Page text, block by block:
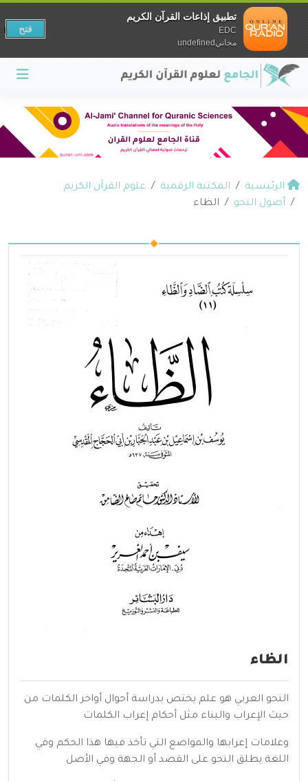
الرئيسية المكتبة الرقمية
علوم القرآن الكريم
أصول النحو
الظاء
الظاء
النحو العربي هو علم يختص بدراسة أحوال أواخر الكلمات من
حيث الإعراب والبناء مثل أحكام إعراب الكلمات
وعلامات إعرابها والمواضع التي تأخذ فيها هذا الحكم وفي
اللغة يطلق النحو على القصد أو الجهة وفي الأصل
تطبيق إذاعات القرآن الكريم
EDC
مجانيundefined
فتح